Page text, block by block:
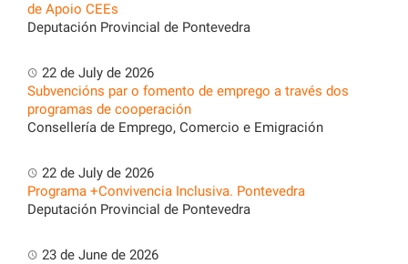
de Apoio CEEs
Deputación Provincial de Pontevedra
22 de July de 2026
Subvencións par o fomento de emprego a través dos
programas de cooperación
Consellería de Emprego, Comercio e Emigración
22 de July de 2026
Programa +Convivencia Inclusiva. Pontevedra
Deputación Provincial de Pontevedra
23 de June de 2026